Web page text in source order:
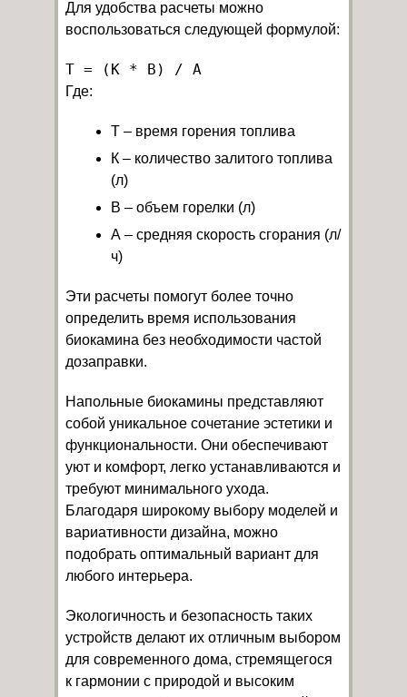
Для удобства расчеты можно
воспользоваться следующей формулой:
Где:
Т – время горения топлива
К – количество залитого топлива
(л)
В – объем горелки (л)
А – средняя скорость сгорания (л/
ч)
Эти расчеты помогут более точно
определить время использования
биокамина без необходимости частой
дозаправки.
Напольные биокамины представляют
собой уникальное сочетание эстетики и
функциональности. Они обеспечивают
уют и комфорт, легко устанавливаются и
требуют минимального ухода.
Благодаря широкому выбору моделей и
вариативности дизайна, можно
подобрать оптимальный вариант для
любого интерьера.
Экологичность и безопасность таких
устройств делают их отличным выбором
для современного дома, стремящегося
к гармонии с природой и высоким